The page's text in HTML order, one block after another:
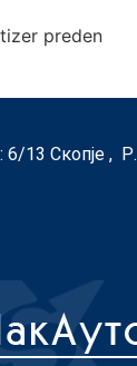
preden
6/13 Скопје ,